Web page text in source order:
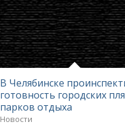
В Челябинске
готовность городских
парков отдыха
Новости